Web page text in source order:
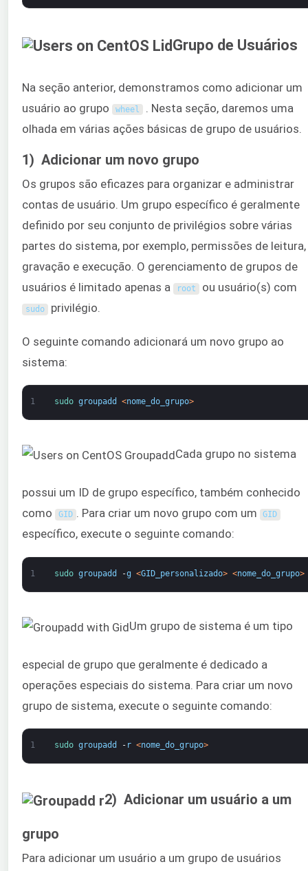
Grupo de Usuários
Na seção anterior, demonstramos como adicionar um
usuário ao grupo
wheel . Nesta seção, daremos uma
olhada em várias ações básicas de grupo de usuários.
1) Adicionar um novo grupo
Os grupos são eficazes para organizar e administrar
contas de usuário. Um grupo específico é geralmente
definido por seu conjunto de privilégios sobre várias
partes do sistema, por exemplo, permissões de leitura,
gravação e execução. O gerenciamento de grupos de
usuários é limitado apenas a
root ou usuário(s) com
sudo privilégio.
O seguinte comando adicionará um novo grupo ao
sistema:
1 sudo groupadd <nome_do_grupo>
Cada grupo no sistema
possui um ID de grupo específico, também conhecido
como
GID . Para criar um novo grupo com um GID
específico, execute o seguinte comando:
1 sudo groupadd -g <GID_personalizado> <nome_do_grupo>
Um grupo de sistema é um tipo
especial de grupo que geralmente é dedicado a
operações especiais do sistema. Para criar um novo
grupo de sistema, execute o seguinte comando:
1 sudo groupadd - r <nome_do_grupo>
2) Adicionar um usuário a um
grupo
Para adicionar um usuário a um grupo de usuários